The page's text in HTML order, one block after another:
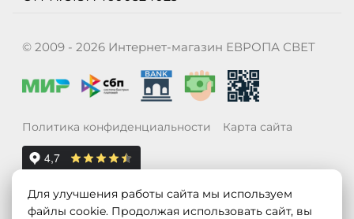
© 2009 - 2026 Интернет-магазин ЕВРОПА СВЕТ
Политика конфиденциальности Карта сайта
Для улучшения работы сайта мы используем
файлы cookie. Продолжая использовать сайт, вы